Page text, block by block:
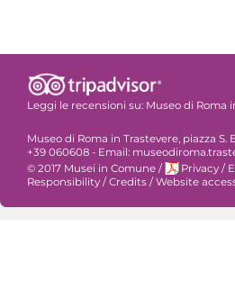
Leggi le recensioni su: Museo di Roma
Museo di Roma in Trastevere, piazza S.
+39 060608 - Email:
© 2017 Musei in Comune / Privacy /
Responsibility / Credits / Website